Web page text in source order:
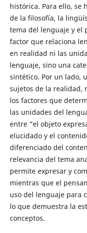
histórica. Para ello, se
de la filosofía, la
tema del lenguaje y el
factor que relaciona
en realidad ni las
lenguaje, sino una
sintético. Por un lado,
sujetos de la realidad,
los factores que
las unidades del
entre “el objeto
elucidado y el
diferenciado del
relevancia del tema
permite expresar y
mientras que el
uso del lenguaje para
lo que demuestra la
conceptos.